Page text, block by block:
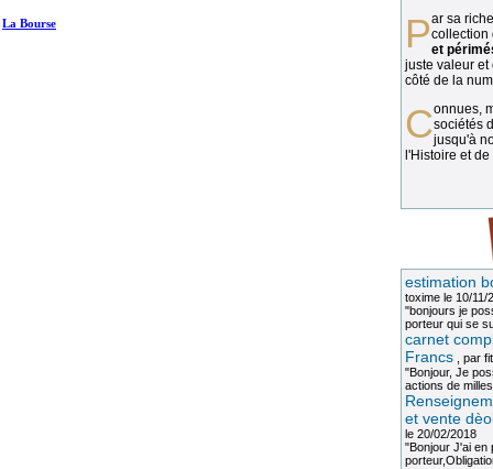
La Bourse Par sa richesse et sa diversité, lacollection
et
juste valeur et
côté de la
Connues, méconnues, ou inconnues, lessociétés
jusqu'à
l'Histoire et
estimation
toximele 10/11/
"bonjours je
porteur qui se
carnet
Francs, par
"Bonjour, Je
actions de
et vente
le 20/02/2018
"Bonjour J'ai en